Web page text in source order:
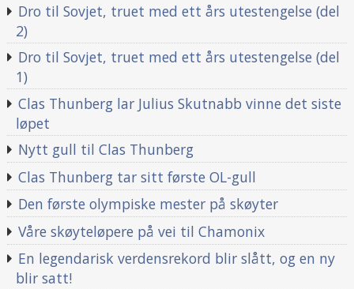
Dro til Sovjet, truet med ett års utestengelse (del
2)
Dro til Sovjet, truet med ett års utestengelse (del
1)
Clas Thunberg lar Julius Skutnabb vinne det siste
løpet
Nytt gull til Clas Thunberg
Clas Thunberg tar sitt første OL-gull
Den første olympiske mester på skøyter
Våre skøyteløpere på vei til Chamonix
En legendarisk verdensrekord blir slått, og en ny
blir satt!